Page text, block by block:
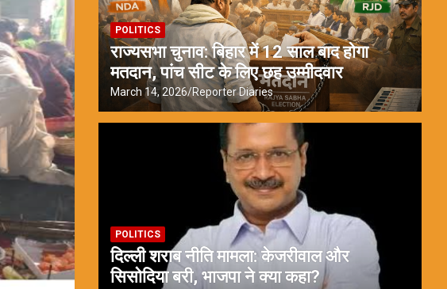
POLITICS
राज्यसभा चुनाव: बिहार में 12 साल बाद होगा
मतदान, पांच सीट के लिए छह उम्मीदवार
March 14, 2026 Reporter Diaries
POLITICS
दिल्ली शराब नीति मामला: केजरीवाल और
सिसोदिया बरी, भाजपा ने क्या कहा?